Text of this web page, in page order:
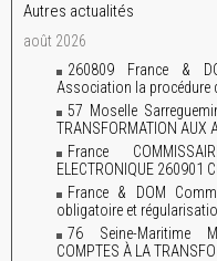
Autres actualités
août 2026
260809 France &
Association la procédure
57 Moselle
TRANSFORMATION AUX
France
ELECTRONIQUE 260901
France & DOM
obligatoire et
76 Seine-Maritime
COMPTES À LA